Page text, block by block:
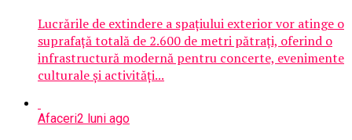
Lucrările de extindere a spațiului exterior vor atinge o
suprafață totală de 2.600 de metri pătrați, oferind o
infrastructură modernă pentru concerte, evenimente
culturale și activități...
Afaceri2 luni ago